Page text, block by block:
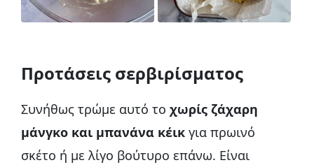
Προτάσεις σερβιρίσματος
Συνήθως τρώμε αυτό το χωρίς ζάχαρη
μάνγκο και μπανάνα κέικ για πρωινό
σκέτο ή με λίγο βούτυρο επάνω. Είναι